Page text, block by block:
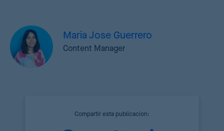
Compartir esta publicacion:
Maria Jose Guerrero
Content Manager